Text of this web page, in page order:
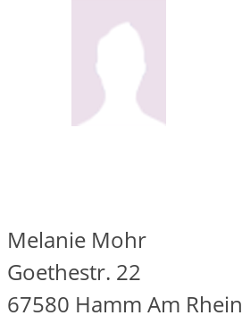
Melanie Mohr
Goethestr. 22
67580 Hamm Am Rhein